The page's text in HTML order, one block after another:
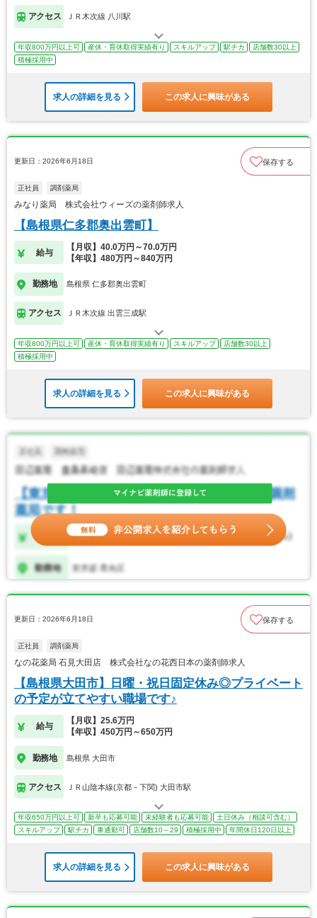
アクセス ＪＲ木次線 八川駅
年収800万円以上可 産休・育休取得実績有り スキルアップ 駅チカ
店舗数30以上
積極採用中
求人の詳細を見る この求人に興味がある
更新日：2026年6月18日 保存する
正社員 調剤薬局
みなり薬局 株式会社ウィーズの薬剤師求人
【島根県仁多郡奥出雲町】
給与
【月収】40.0万円～70.0万円
【年収】480万円～840万円
勤務地 島根県 仁多郡奥出雲町
アクセス ＪＲ木次線 出雲三成駅
年収800万円以上可 産休・育休取得実績有り スキルアップ
店舗数30以上
積極採用中
求人の詳細を見る この求人に興味がある
更新日：2026年6月18日 保存する
正社員 調剤薬局
なの花薬局 石見大田店 株式会社なの花西日本の薬剤師求人
【島根県大田市】日曜・祝日固定休み◎プライベート
の予定が立てやすい職場です♪
給与
【月収】25.6万円
【年収】450万円～650万円
勤務地 島根県 大田市
アクセス ＪＲ山陰本線(京都－下関) 大田市駅
年収650万円以上可 新卒も応募可能 未経験者も応募可能
土日休み（相談可含む）
スキルアップ
駅チカ 車通勤可 店舗数10～29 積極採用中 年間休日120日以上
求人の詳細を見る この求人に興味がある